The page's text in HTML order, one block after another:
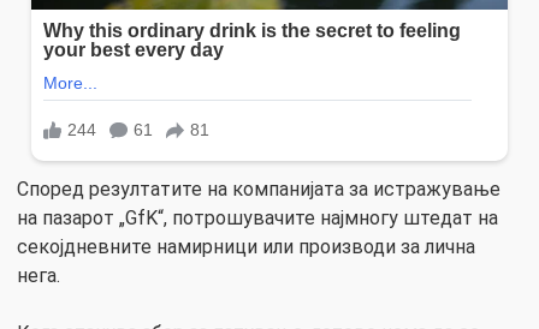
Според резултатите на компанијата за истражување
на пазарот „GfK“, потрошувачите најмногу штедат на
секојдневните намирници или производи за лична
нега.